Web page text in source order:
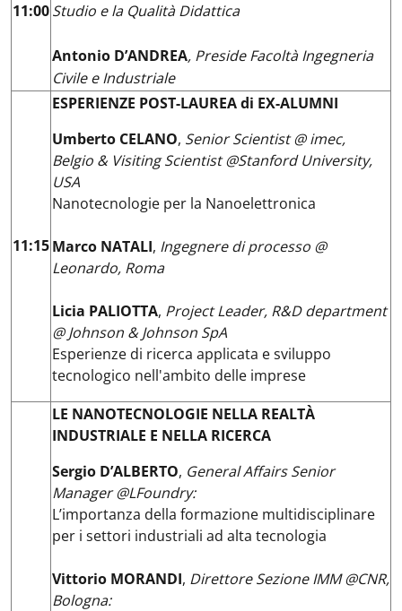
11:00Studio e la Qualità Didattica
Antonio D’ANDREA, Preside Facoltà Ingegneria
Civile e Industriale
11:15
ESPERIENZE POST-LAUREA di EX-ALUMNI
Umberto CELANO, Senior Scientist @ imec,
Belgio & Visiting Scientist @Stanford University,
USA
Nanotecnologie per la Nanoelettronica
Marco NATALI, Ingegnere di processo @
Leonardo, Roma
Licia PALIOTTA, Project Leader, R&D department
@ Johnson & Johnson SpA
Esperienze di ricerca applicata e sviluppo
tecnologico nell'ambito delle imprese
LE NANOTECNOLOGIE NELLA REALTÀ
INDUSTRIALE E NELLA RICERCA
Sergio D’ALBERTO, General Affairs Senior
Manager @LFoundry:
L’importanza della formazione multidisciplinare
per i settori industriali ad alta tecnologia
Vittorio MORANDI, Direttore Sezione IMM @CNR,
Bologna: